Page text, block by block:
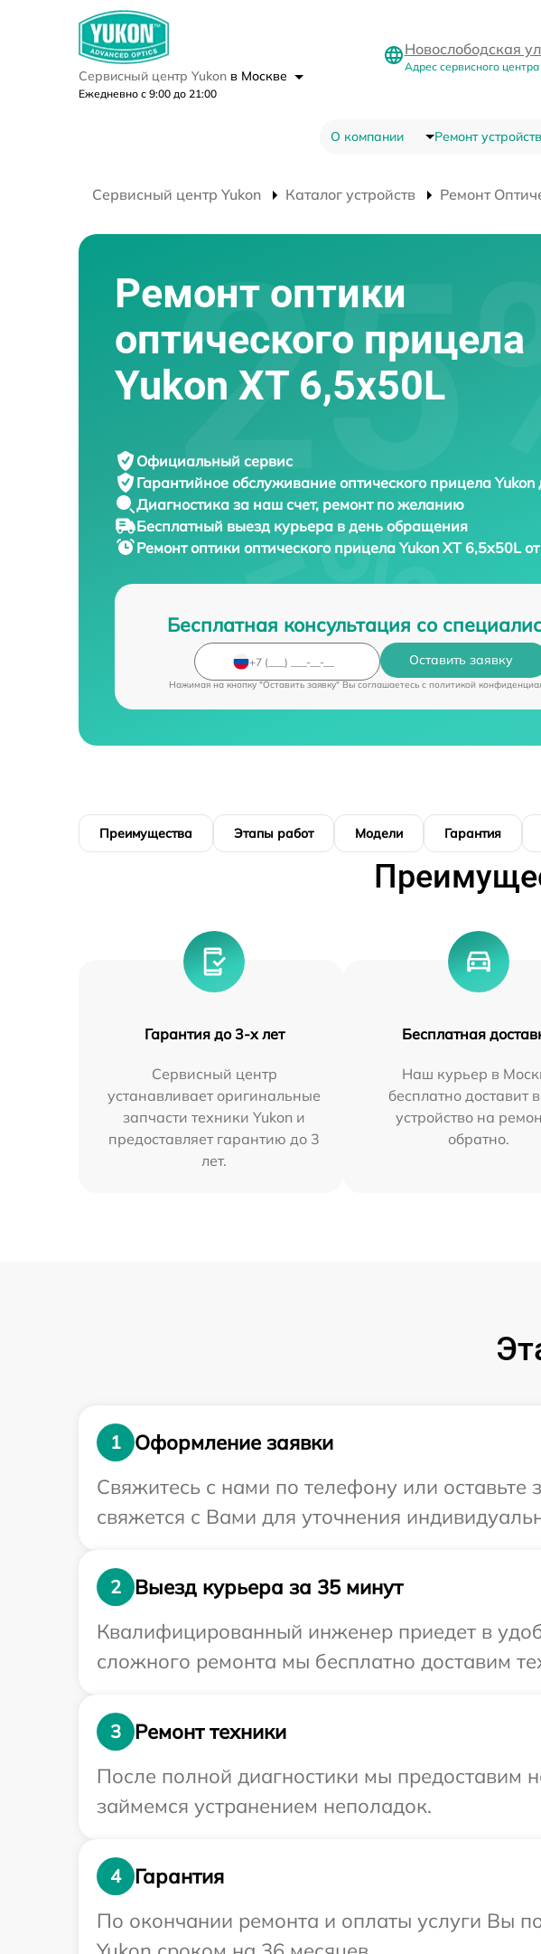
Сервисный центр Yukon в Москве
Ежедневно с 9:00 до 21:00
Новослободская
Адрес сервисного центра
О компании Ремонт устройств
Сервисный центр Yukon Каталог устройств Ремонт
Ремонт оптики
оптического прицела
Yukon XT 6,5x50L
Официальный сервис
Гарантийное обслуживание оптического прицела Yukon
Диагностика за наш счет, ремонт по желанию
Бесплатный выезд курьера в день обращения
Ремонт оптики оптического прицелаYukon XT 6,5x50L
Бесплатная консультация со
Оставить заявку
Нажимая на кнопку "Оставить заявку" Вы соглашаетесь c политикой
Преимущества Этапы работ Модели Гарантия
Гарантия до 3-х лет
Сервисный центр
устанавливает оригинальные
запчасти техники Yukon и
предоставляет гарантию до 3
лет.
Бесплатная
Наш курьер в
бесплатно доставит
устройство на
обратно.
1
Оформление заявки
Свяжитесь с нами по телефону или
свяжется с Вами для уточнения
2
Выезд курьера за 35 минут
Квалифицированный инженер приедет в
сложного ремонта мы бесплатно доставим
3
Ремонт техники
После полной диагностики мы предоставим
займемся устранением неполадок.
4
Гарантия
По окончании ремонта и оплаты услуги Вы